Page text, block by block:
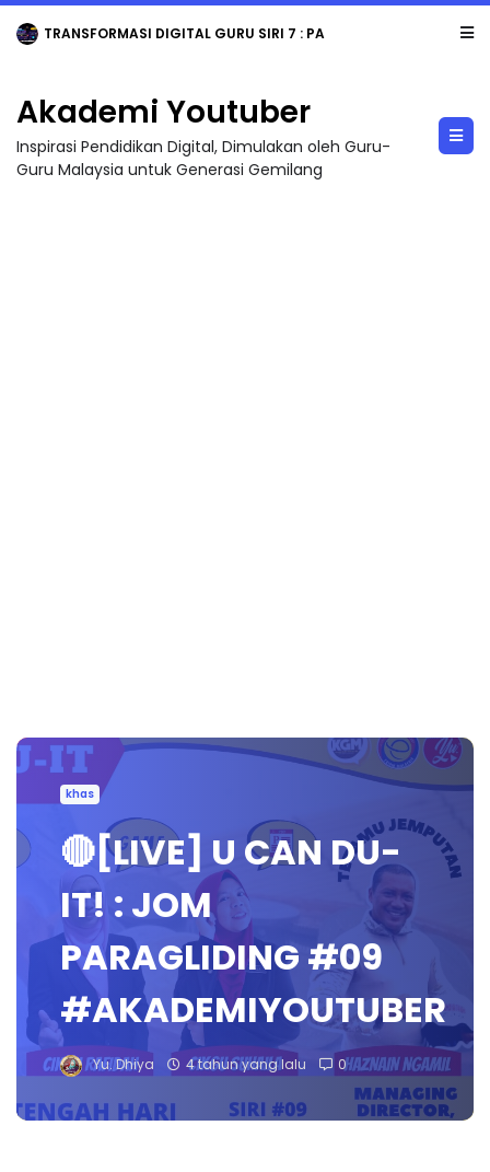
TRANSFORMASI DIGITAL GURU SIRI 7 : PAHLAWAN DIGITAL PENYELAMAT DUNIA
Akademi Youtuber
Inspirasi Pendidikan Digital, Dimulakan oleh Guru-
Guru Malaysia untuk Generasi Gemilang
khas
🔴[LIVE] U CAN DU-
IT! : JOM
PARAGLIDING #09
#AKADEMIYOUTUBER
Yu. Dhiya 4 tahun yang lalu 0